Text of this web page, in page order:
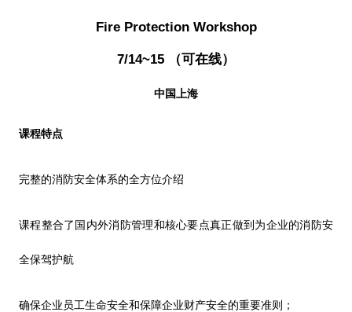
Fire Protection Workshop
7/14~15 （可在线）
中国上海
课程特点
完整的消防安全体系的全方位介绍
课程整合了国内外消防管理和核心要点真正做到为企业的消防安
全保驾护航
确保企业员工生命安全和保障企业财产安全的重要准则；